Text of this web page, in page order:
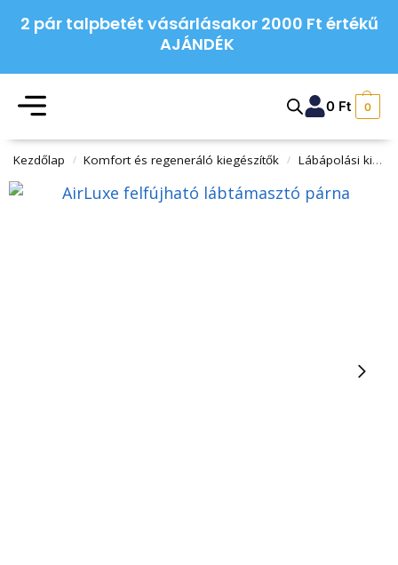
2 pár talpbetét vásárlásakor 2000 Ft értékű
AJÁNDÉK
0 Ft 0
Kezdőlap / Komfort és regeneráló kiegészítők / Lábápolási kiegészítők